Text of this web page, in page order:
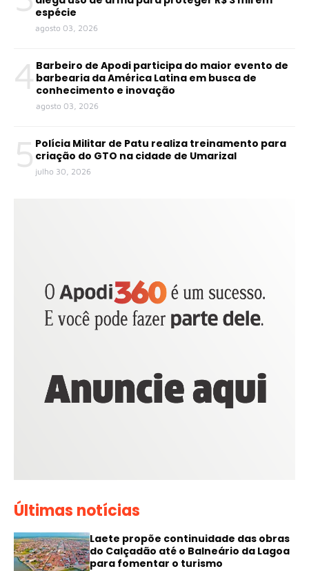
espécie
agosto 03, 2026
4 Barbeiro de Apodi participa do maior evento de
barbearia da América Latina em busca de
conhecimento e inovação
agosto 03, 2026
5 Polícia Militar de Patu realiza treinamento para
criação do GTO na cidade de Umarizal
julho 30, 2026
Últimas notícias
Laete propõe continuidade das obras
do Calçadão até o Balneário da Lagoa
para fomentar o turismo